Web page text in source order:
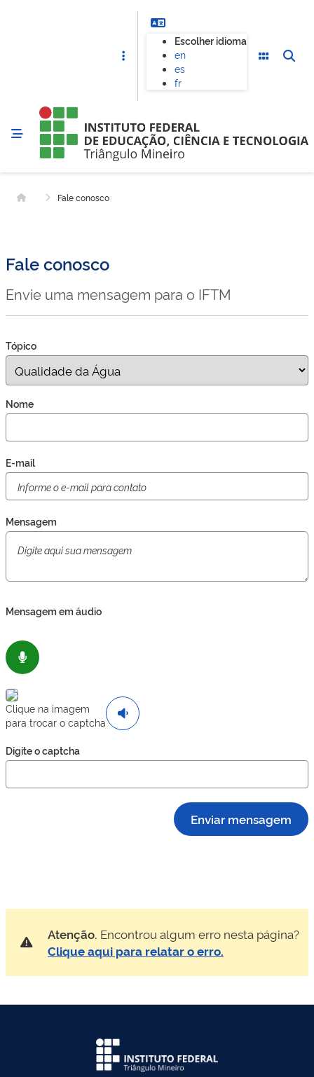
Escolher idioma
en
es
fr
Página inicial
Fale conosco
Fale conosco
Envie uma mensagem para o IFTM
Tópico
Nome
E-mail
Mensagem
Mensagem em áudio
Clique na imagem
para trocar o captcha
Digite o captcha
Enviar mensagem
Atenção. Encontrou algum erro nesta página?
Clique aqui para relatar o erro.